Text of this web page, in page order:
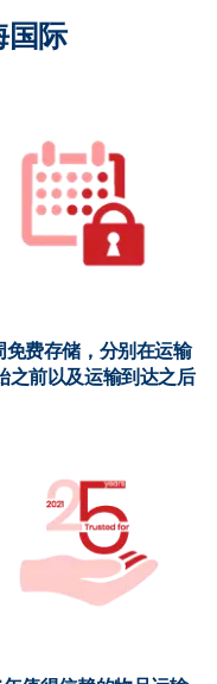
国际
免费存储，分别在运输
之前以及运输到达之后